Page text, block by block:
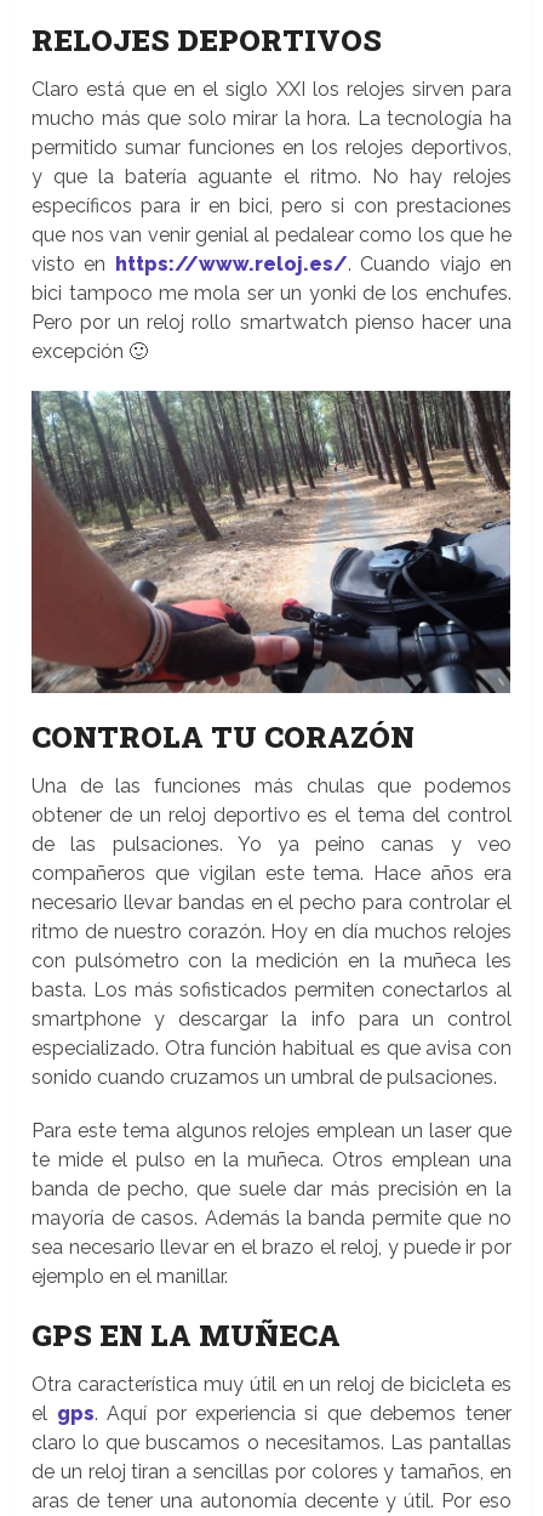
RELOJES DEPORTIVOS
Claro está que en el siglo XXI los relojes sirven para
mucho más que solo mirar la hora. La tecnología ha
permitido sumar funciones en los relojes deportivos,
y que la batería aguante el ritmo. No hay relojes
específicos para ir en bici, pero si con prestaciones
que nos van venir genial al pedalear como los que he
visto en https://www.reloj.es/. Cuando viajo en
bici tampoco me mola ser un yonki de los enchufes.
Pero por un reloj rollo smartwatch pienso hacer una
excepción 🙂
CONTROLA TU CORAZÓN
Una de las funciones más chulas que podemos
obtener de un reloj deportivo es el tema del control
de las pulsaciones. Yo ya peino canas y veo
compañeros que vigilan este tema. Hace años era
necesario llevar bandas en el pecho para controlar el
ritmo de nuestro corazón. Hoy en día muchos relojes
con pulsómetro con la medición en la muñeca les
basta. Los más sofisticados permiten conectarlos al
smartphone y descargar la info para un control
especializado. Otra función habitual es que avisa con
sonido cuando cruzamos un umbral de pulsaciones.
Para este tema algunos relojes emplean un laser que
te mide el pulso en la muñeca. Otros emplean una
banda de pecho, que suele dar más precisión en la
mayoría de casos. Además la banda permite que no
sea necesario llevar en el brazo el reloj, y puede ir por
ejemplo en el manillar.
GPS EN LA MUÑECA
Otra característica muy útil en un reloj de bicicleta es
el gps. Aquí por experiencia si que debemos tener
claro lo que buscamos o necesitamos. Las pantallas
de un reloj tiran a sencillas por colores y tamaños, en
aras de tener una autonomía decente y útil. Por eso